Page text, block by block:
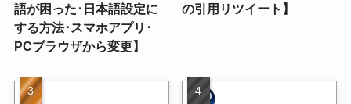
語が困った･日本語設定に
する方法･スマホアプリ･
PCブラウザから変更】
の引用リツイート】